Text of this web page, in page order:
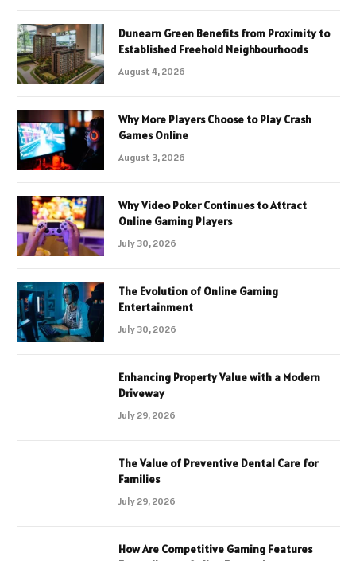
Dunearn Green Benefits from Proximity to
Established Freehold Neighbourhoods
August 4, 2026
Why More Players Choose to Play Crash
Games Online
August 3, 2026
Why Video Poker Continues to Attract
Online Gaming Players
July 30, 2026
The Evolution of Online Gaming
Entertainment
July 30, 2026
Enhancing Property Value with a Modern
Driveway
July 29, 2026
The Value of Preventive Dental Care for
Families
July 29, 2026
How Are Competitive Gaming Features